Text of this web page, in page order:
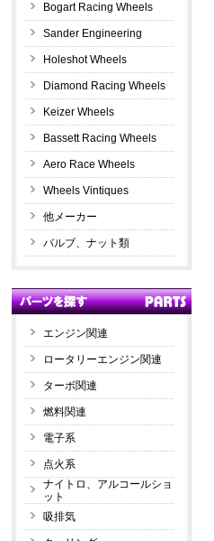
Bogart Racing Wheels
Sander Engineering
Holeshot Wheels
Diamond Racing Wheels
Keizer Wheels
Bassett Racing Wheels
Aero Race Wheels
Wheels Vintiques
他メーカー
バルブ、ナット類
エンジン関連
ロータリーエンジン関連
ターボ関連
燃料関連
電子系
点火系
ナイトロ、アルコールショ
ット
吸排気